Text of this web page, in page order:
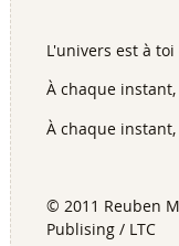
L'univers est à
À chaque
À chaque
© 2011 Reuben
Publising / LTC